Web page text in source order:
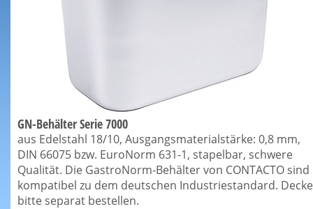
GN-Behälter Serie 7000
aus Edelstahl 18/10, Ausgangsmaterialstärke: 0,8 mm,
DIN 66075 bzw. EuroNorm 631-1, stapelbar, schwere
Qualität. Die GastroNorm-Behälter von CONTACTO sind
kompatibel zu dem deutschen Industriestandard.
bitte separat bestellen.